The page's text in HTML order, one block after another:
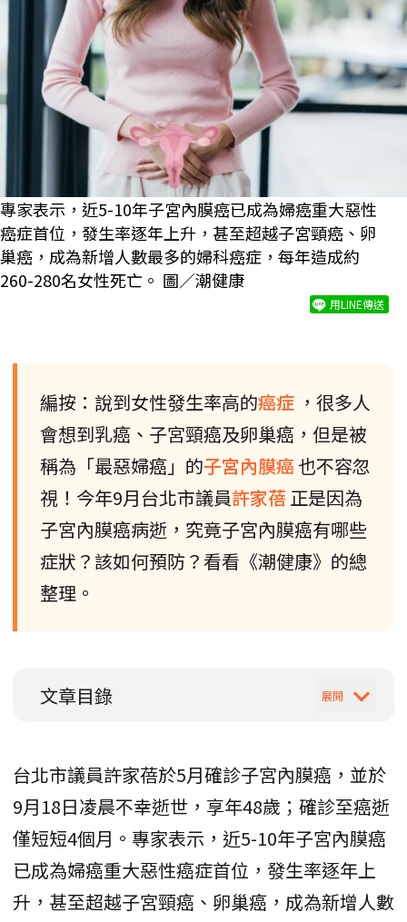
專家表示，近5-10年子宮內膜癌已成為婦癌重大惡性
癌症首位，發生率逐年上升，甚至超越子宮頸癌、卵
巢癌，成為新增人數最多的婦科癌症，每年造成約
260-280名女性死亡。 圖／潮健康
用LINE傳送
編按：說到女性發生率高的癌症 ，很多人
會想到乳癌、子宮頸癌及卵巢癌，但是被
稱為「最惡婦癌」的子宮內膜癌 也不容忽
視！今年9月台北市議員許家蓓 正是因為
子宮內膜癌病逝，究竟子宮內膜癌有哪些
症狀？該如何預防？看看《潮健康》的總
整理。
文章目錄
台北市議員許家蓓於5月確診子宮內膜癌，並於
9月18日凌晨不幸逝世，享年48歲；確診至癌逝
僅短短4個月。專家表示，近5-10年子宮內膜癌
已成為婦癌重大惡性癌症首位，發生率逐年上
升，甚至超越子宮頸癌、卵巢癌，成為新增人數